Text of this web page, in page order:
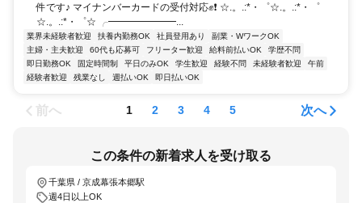
件です♪ マイナンバーカードの受付対応✊❗ ☆.。.:*・゜☆.。.:*・゜
☆.。.:*・゜☆ ╭━━━━━━━...
業界未経験者歓迎 扶養内勤務OK 社員登用あり
副業・WワークOK
主婦・主夫歓迎
60代も応募可 フリーター歓迎 給料前払いOK
学歴不問
即日勤務OK
固定時間制 平日のみOK 学生歓迎 経験不問 未経験者歓迎
午前
経験者歓迎
残業なし 週払いOK 即日払いOK
前へ 1 2 3 4 5 次へ
この条件の新着求人を受け取る
千葉県 / 京成幕張本郷駅
週4日以上OK